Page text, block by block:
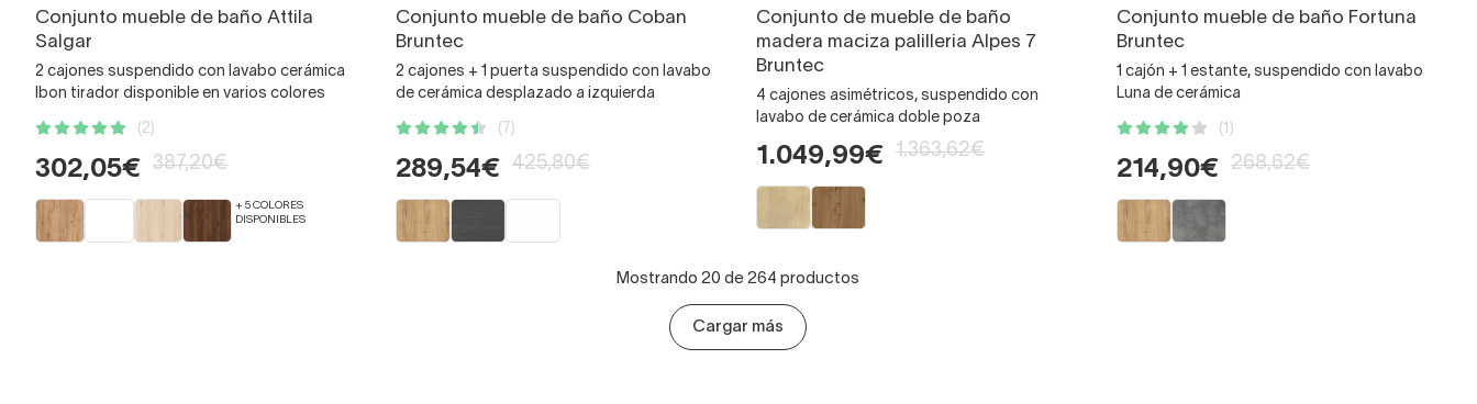
Conjunto mueble de baño Attila
Salgar
2 cajones suspendido con lavabo cerámica
Ibon tirador disponible en varios colores
(2)
302,05€ 387,20€
+ 5 COLORES
DISPONIBLES
Conjunto mueble de baño Coban
Bruntec
2 cajones + 1 puerta suspendido con lavabo
de cerámica desplazado a izquierda
(7)
289,54€ 425,80€
Conjunto de mueble de baño
madera maciza palilleria Alpes 7
Bruntec
4 cajones asimétricos, suspendido con
lavabo de cerámica doble poza
1.049,99€ 1.363,62€
Conjunto mueble de baño Fortuna
Bruntec
1 cajón + 1 estante, suspendido con lavabo
Luna de cerámica
(1)
214,90€ 268,62€
Mostrando 20 de 264 productos
Cargar más